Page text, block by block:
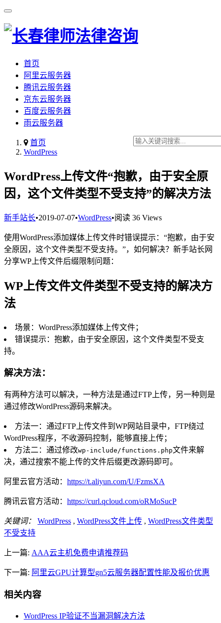
首页
阿里云服务器
腾讯云服务器
京东云服务器
百度云服务器
雨云服务器
首页
WordPress
WordPress上传文件“抱歉，由于安全原
因，这个文件类型不受支持”的解决方法
新手站长•2019-07-07•WordPress•阅读 36 Views
使用WordPress添加媒体上传文件时错误提示：“抱歉，由于安
全原因，这个文件类型不受支持。”，如何解决？新手站长网
分享WP上传文件后缀限制问题：
WP上传文件文件类型不受支持的解决方
法
场景：WordPress添加媒体上传文件；
错误提示：抱歉，由于安全原因，这个文件类型不受支
持。
解决方法：
有两种方法可以解决，一种方法是通过FTP上传，另一种则是
通过修改WordPress源码来解决。
方法一：通过FTP上传文件到WP网站目录中，FTP绕过
WordPress程序，不收源码控制，能够直接上传；
方法二：通过修改wp-include/functions.php文件来解
决，通过搜索不能上传的文件后缀更改源码即可。
阿里云官方活动： https://t.aliyun.com/U/FzmsXA
腾讯云官方活动： https://curl.qcloud.com/oRMoSucP
关键词： WordPress , WordPress文件上传 , WordPress文件类型
不受支持
上一篇: AAA云主机免费申请推荐码
下一篇: 阿里云GPU计算型gn5云服务器配置性能及报价优惠
相关内容
WordPress IP验证不当漏洞解决方法